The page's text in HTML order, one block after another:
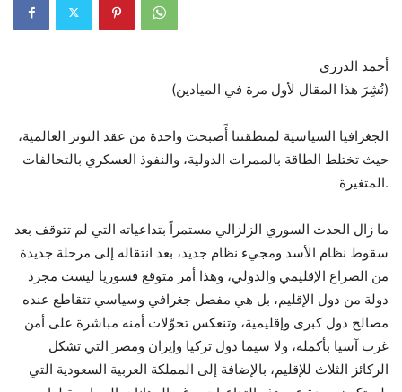
أحمد الدرزي
(نُشِرَ هذا المقال لأول مرة في الميادين)
الجغرافيا السياسية لمنطقتنا أًصبحت واحدة من عقد التوتر العالمية،
حيث تختلط الطاقة بالممرات الدولية، والنفوذ العسكري بالتحالفات
المتغيرة.
ما زال الحدث السوري الزلزالي مستمراً بتداعياته التي لم تتوقف بعد
سقوط نظام الأسد ومجيء نظام جديد، بعد انتقاله إلى مرحلة جديدة
من الصراع الإقليمي والدولي، وهذا أمر متوقع فسوريا ليست مجرد
دولة من دول الإقليم، بل هي مفصل جغرافي وسياسي تتقاطع عنده
مصالح دول كبرى وإقليمية، وتنعكس تحوّلات أمنه مباشرة على أمن
غرب آسيا بأكمله، ولا سيما دول تركيا وإيران ومصر التي تشكل
الركائز الثلاث للإقليم، بالإضافة إلى المملكة العربية السعودية التي